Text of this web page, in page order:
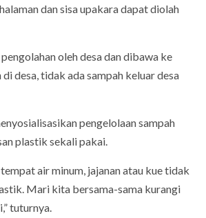
dan sisa upakara dapat diolah
oleh desa dan dibawa ke
desa, tidak ada sampah keluar desa
pengelolaan sampah
plastik sekali pakai.
air minum, jajanan atau kue tidak
Mari kita bersama-sama kurangi
tuturnya.